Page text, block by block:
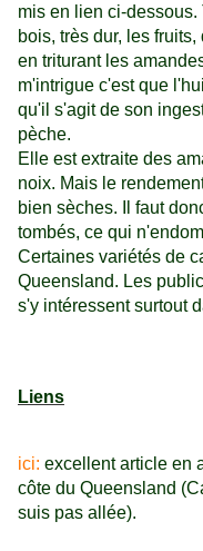
mis en lien ci-
bois, très dur, les
en triturant les
m'intrigue c'est que
qu'il s'agit de son
pèche.
Elle est extraite des
noix. Mais le
bien sèches. Il faut
tombés, ce qui
Certaines variétés de
Queensland. Les
s'y intéressent surtout
Liens
ici: excellent article en
côte du Queensland
suis pas allée).